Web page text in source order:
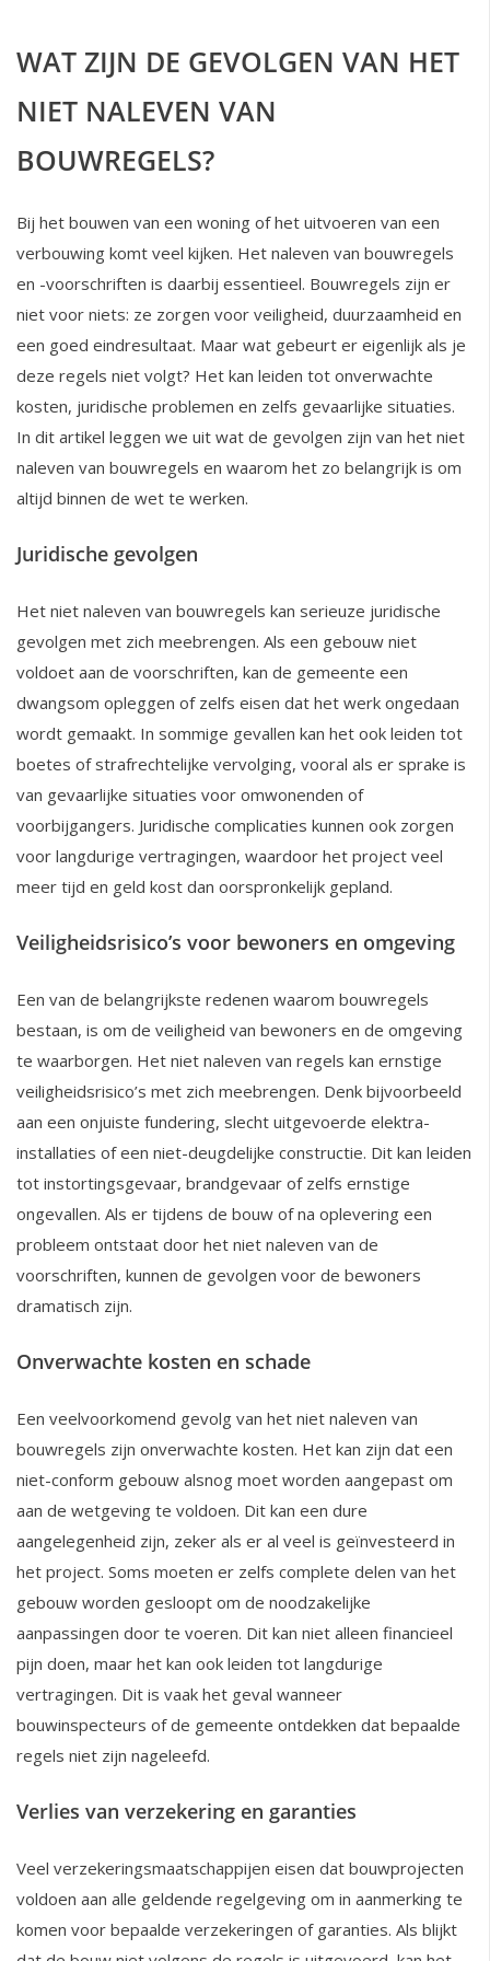
WAT ZIJN DE GEVOLGEN VAN HET
NIET NALEVEN VAN
BOUWREGELS?
Bij het bouwen van een woning of het uitvoeren van een
verbouwing komt veel kijken. Het naleven van bouwregels
en -voorschriften is daarbij essentieel. Bouwregels zijn er
niet voor niets: ze zorgen voor veiligheid, duurzaamheid en
een goed eindresultaat. Maar wat gebeurt er eigenlijk als je
deze regels niet volgt? Het kan leiden tot onverwachte
kosten, juridische problemen en zelfs gevaarlijke situaties.
In dit artikel leggen we uit wat de gevolgen zijn van het niet
naleven van bouwregels en waarom het zo belangrijk is om
altijd binnen de wet te werken.
Juridische gevolgen
Het niet naleven van bouwregels kan serieuze juridische
gevolgen met zich meebrengen. Als een gebouw niet
voldoet aan de voorschriften, kan de gemeente een
dwangsom opleggen of zelfs eisen dat het werk ongedaan
wordt gemaakt. In sommige gevallen kan het ook leiden tot
boetes of strafrechtelijke vervolging, vooral als er sprake is
van gevaarlijke situaties voor omwonenden of
voorbijgangers. Juridische complicaties kunnen ook zorgen
voor langdurige vertragingen, waardoor het project veel
meer tijd en geld kost dan oorspronkelijk gepland.
Veiligheidsrisico’s voor bewoners en omgeving
Een van de belangrijkste redenen waarom bouwregels
bestaan, is om de veiligheid van bewoners en de omgeving
te waarborgen. Het niet naleven van regels kan ernstige
veiligheidsrisico’s met zich meebrengen. Denk bijvoorbeeld
aan een onjuiste fundering, slecht uitgevoerde elektra-
installaties of een niet-deugdelijke constructie. Dit kan leiden
tot instortingsgevaar, brandgevaar of zelfs ernstige
ongevallen. Als er tijdens de bouw of na oplevering een
probleem ontstaat door het niet naleven van de
voorschriften, kunnen de gevolgen voor de bewoners
dramatisch zijn.
Onverwachte kosten en schade
Een veelvoorkomend gevolg van het niet naleven van
bouwregels zijn onverwachte kosten. Het kan zijn dat een
niet-conform gebouw alsnog moet worden aangepast om
aan de wetgeving te voldoen. Dit kan een dure
aangelegenheid zijn, zeker als er al veel is geïnvesteerd in
het project. Soms moeten er zelfs complete delen van het
gebouw worden gesloopt om de noodzakelijke
aanpassingen door te voeren. Dit kan niet alleen financieel
pijn doen, maar het kan ook leiden tot langdurige
vertragingen. Dit is vaak het geval wanneer
bouwinspecteurs of de gemeente ontdekken dat bepaalde
regels niet zijn nageleefd.
Verlies van verzekering en garanties
Veel verzekeringsmaatschappijen eisen dat bouwprojecten
voldoen aan alle geldende regelgeving om in aanmerking te
komen voor bepaalde verzekeringen of garanties. Als blijkt